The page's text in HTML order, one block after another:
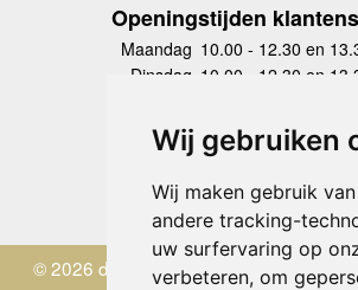
Wij gebruiken
Wij maken gebruik
andere tracking-
uw surfervaring op
verbeteren, om
Openingstijden
Maandag 10.00 - 12.30 en
Dinsdag 10.00 - 12.30 en
Donderdag
10.00 - 12.30 en
Vrijdag 10.00 - 12.30 en
Zaterdag
gesloten
Zondag gesloten
© 2026 de Zwerver